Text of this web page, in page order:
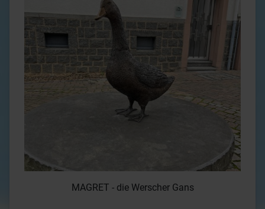
MAGRET - die Werscher Gans